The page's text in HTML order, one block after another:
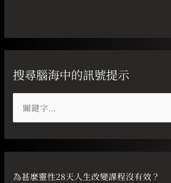
搜尋腦海中的訊號提示
尋
關
字
為甚麼靈性28天人生改變課程沒有效？